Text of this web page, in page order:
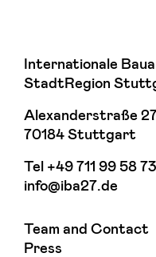
Internationale
StadtRegion
Alexanderstraße
70184 Stuttgart
Tel +49 711 99 58
info@iba27.de
Team and Contact
Press